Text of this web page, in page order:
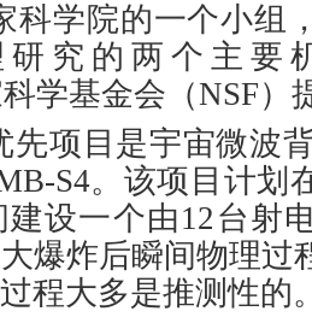
科学院的一个小组
研究的两个主
科学基金会（NSF）
先项目是宇宙微波
S4。该项目计划
设一个由12台射
爆炸后瞬间物理过
程大多是推测性的